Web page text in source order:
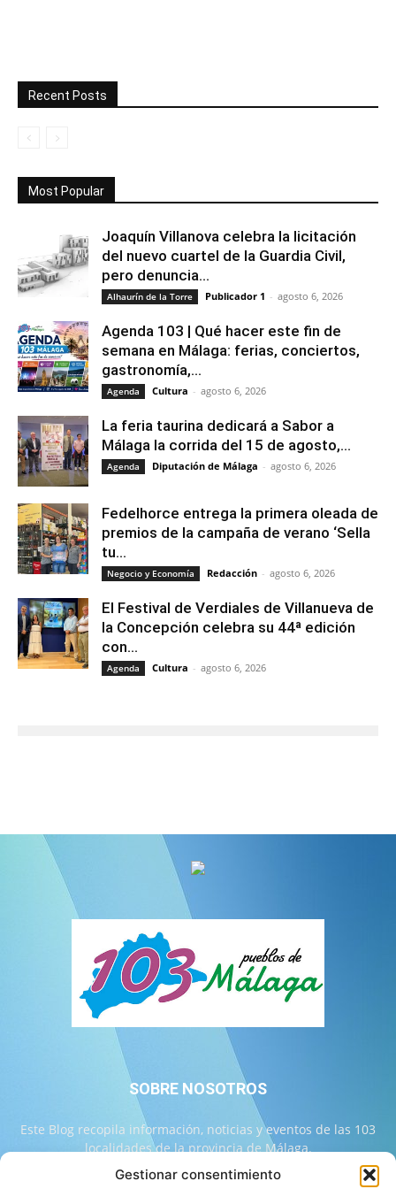
Gestionar consentimiento
Recent Posts
Most Popular
Joaquín Villanova celebra la licitación
del nuevo cuartel de la Guardia Civil,
pero denuncia...
Alhaurín de la Torre Publicador 1 - agosto 6, 2026
Agenda 103 | Qué hacer este fin de
semana en Málaga: ferias, conciertos,
gastronomía,...
Agenda Cultura - agosto 6, 2026
La feria taurina dedicará a Sabor a
Málaga la corrida del 15 de agosto,...
Agenda Diputación de Málaga - agosto 6, 2026
Fedelhorce entrega la primera oleada de
premios de la campaña de verano ‘Sella
tu...
Negocio y Economía Redacción - agosto 6, 2026
El Festival de Verdiales de Villanueva de
la Concepción celebra su 44ª edición
con...
Agenda Cultura - agosto 6, 2026
SOBRE NOSOTROS
Este Blog recopila información, noticias y eventos de las 103
localidades de la provincia de Málaga.
Contáctanos: info@103malaga.com